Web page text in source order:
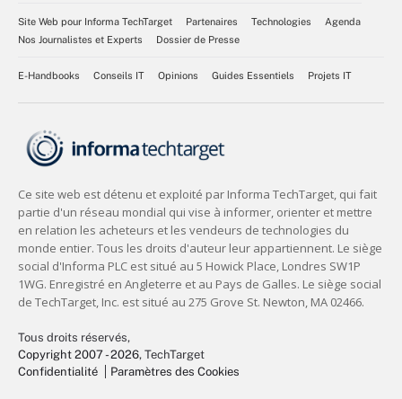
Site Web pour Informa TechTarget Partenaires Technologies
Agenda
Nos Journalistes et Experts
Dossier de Presse
E-Handbooks Conseils IT Opinions Guides Essentiels Projets IT
Tous droits réservés,
Copyright 2007 - 2026, TechTarget
Confidentialité
Paramètres des Cookies